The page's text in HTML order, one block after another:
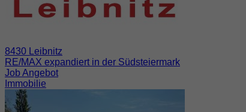
8430 Leibnitz
RE/MAX expandiert in der Südsteiermark
Job Angebot
Immobilie